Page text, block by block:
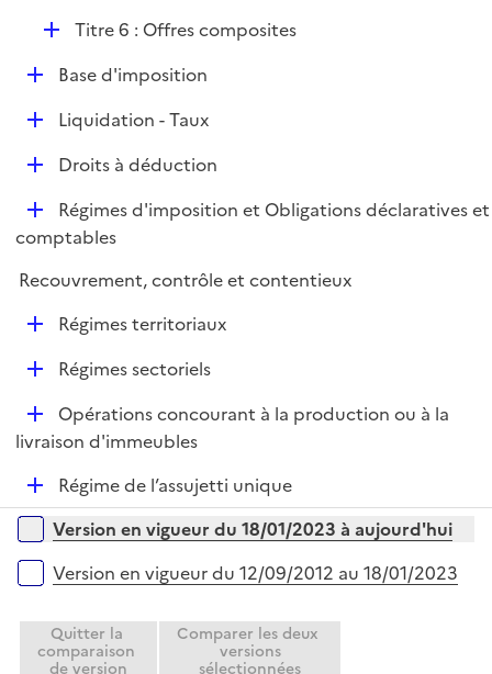
l
i
e
D
p
i
e
Titre 6 : Offres composites
D
r
Base d'imposition
D
e
r
Liquidation - Taux
D
l
e
Droits à déduction
D
é
l
Régimes d'imposition et Obligations déclaratives et
comptables
Recouvrement, contrôle et contentieux
D
e
Régimes territoriaux
D
l
r
Régimes sectoriels
D
é
e
r
Opérations concourant à la production ou à la
livraison d'immeubles
D
é
p
e
r
Régime de l’assujetti unique
Versions sur la période
Version en vigueur du 18/01/2023 à aujourd'hui
Version en vigueur du 12/09/2012 au 18/01/2023
Quitter la
comparaison
de version
Comparer les deux
versions
sélectionnées